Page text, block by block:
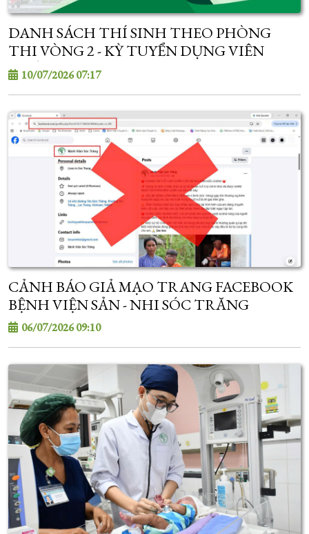
DANH SÁCH THÍ SINH THEO PHÒNG
THI VÒNG 2 - KỲ TUYỂN DỤNG VIÊN
CHỨC NĂM 2026
10/07/2026 07:17
CẢNH BÁO GIẢ MẠO TRANG FACEBOOK
BỆNH VIỆN SẢN - NHI SÓC TRĂNG
06/07/2026 09:10